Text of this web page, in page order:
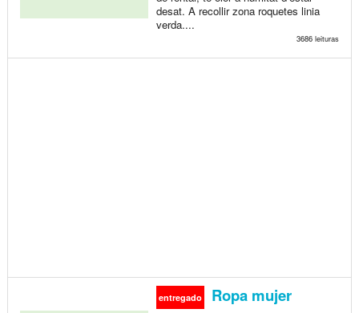
desat. A recollir zona roquetes linia
verda....
3686 leituras
entregado Ropa mujer